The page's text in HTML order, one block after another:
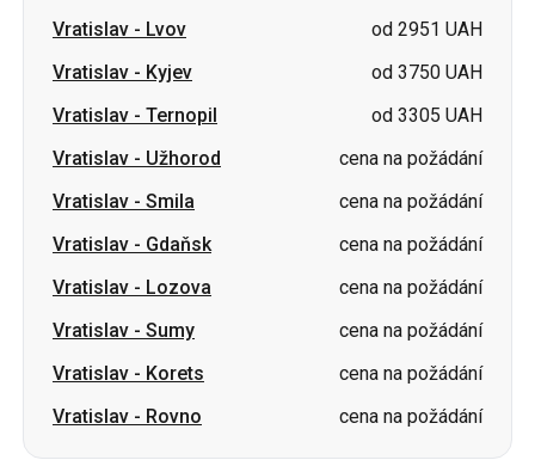
Vratislav - Lvov
od 2951 UAH
Vratislav - Kyjev
od 3750 UAH
Vratislav - Ternopil
od 3305 UAH
Vratislav - Užhorod
cena na požádání
Vratislav - Smila
cena na požádání
Vratislav - Gdaňsk
cena na požádání
Vratislav - Lozova
cena na požádání
Vratislav - Sumy
cena na požádání
Vratislav - Korets
cena na požádání
Vratislav - Rovno cena na požádání